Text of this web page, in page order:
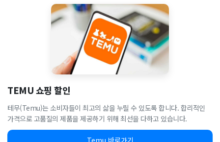
TEMU 쇼핑 할인
테무(Temu)는 소비자들이 최고의 삶을 누릴 수 있도록 합니다. 합리적인
가격으로 고품질의 제품을 제공하기 위해 최선을 다하고 있습니다.
Temu 바로가기